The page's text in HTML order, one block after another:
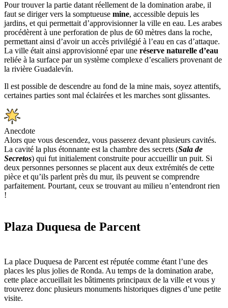
Pour trouver la partie datant réellement de la domination arabe, il
faut se diriger vers la somptueuse mine, accessible depuis les
jardins, et qui permettait d’approvisionner la ville en eau. Les arabes
procédèrent à une perforation de plus de 60 mètres dans la roche,
permettant ainsi d’avoir un accès privilégié à l’eau en cas d’attaque.
La ville était ainsi approvisionné epar une réserve naturelle d’eau
reliée à la surface par un système complexe d’escaliers provenant de
la rivière Guadalevín.
Il est possible de descendre au fond de la mine mais, soyez attentifs,
certaines parties sont mal éclairées et les marches sont glissantes.
Anecdote
Alors que vous descendez, vous passerez devant plusieurs cavités.
La cavité la plus étonnante est la chambre des secrets (Sala de
Secretos) qui fut initialement construite pour accueillir un puit. Si
deux personnes personnes se placent aux deux extrémités de cette
pièce et qu’ils parlent près du mur, ils peuvent se comprendre
parfaitement. Pourtant, ceux se trouvant au milieu n’entendront rien
!
Plaza Duquesa de Parcent
La place Duquesa de Parcent est réputée comme étant l’une des
places les plus jolies de Ronda. Au temps de la domination arabe,
cette place accueillait les bâtiments principaux de la ville et vous y
trouverez donc plusieurs monuments historiques dignes d’une petite
visite.